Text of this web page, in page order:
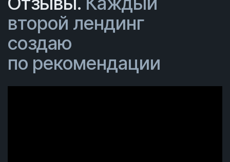
второй лендинг
создаю
по рекомендации